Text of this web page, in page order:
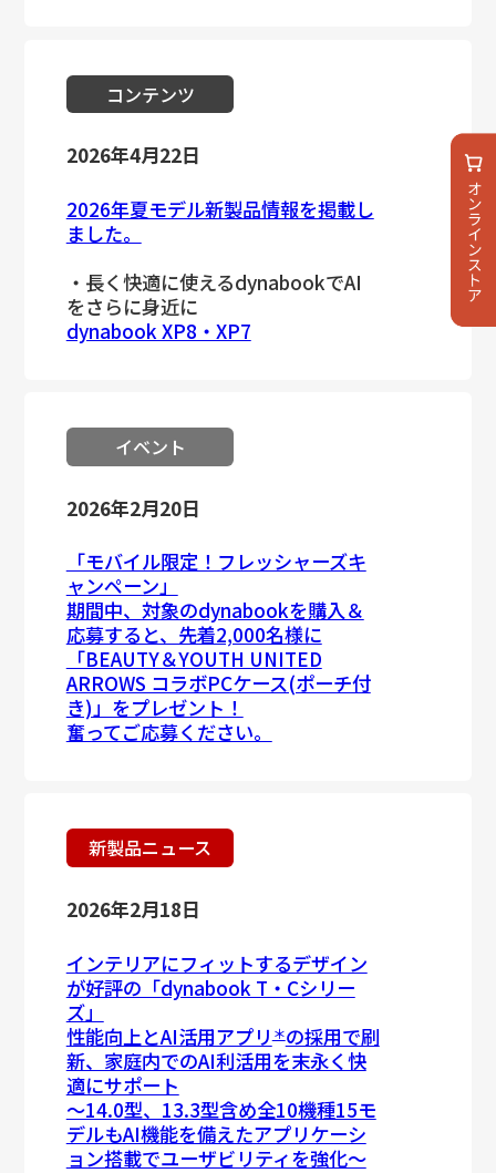
コンテンツ
2026年4月22日
2026年夏モデル新製品情報を掲載し
ました。
・長く快適に使えるdynabookでAI
をさらに身近に
dynabook XP8・XP7
イベント
2026年2月20日
「モバイル限定！フレッシャーズキ
ャンペーン」
期間中、対象のdynabookを購入＆
応募すると、先着2,000名様に
「BEAUTY＆YOUTH UNITED
ARROWS コラボPCケース(ポーチ付
き)」をプレゼント！
奮ってご応募ください。
新製品ニュース
2026年2月18日
インテリアにフィットするデザイン
が好評の「dynabook T・Cシリー
ズ」
性能向上とAI活用アプリ＊の採用で刷
新、家庭内でのAI利活用を末永く快
適にサポート
～14.0型、13.3型含め全10機種15モ
デルもAI機能を備えたアプリケーシ
ョン搭載でユーザビリティを強化～